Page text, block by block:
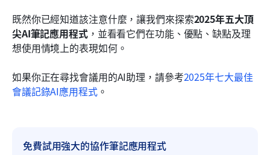
既然你已經知道該注意什麼，讓我們來探索2025年五大頂
尖AI筆記應用程式，並看看它們在功能、優點、缺點及理
想使用情境上的表現如何。
如果你正在尋找會議用的AI助理，請參考2025年七大最佳
會議記錄AI應用程式。
免費試用強大的協作筆記應用程式